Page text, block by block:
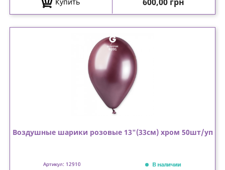
Воздушные шарики розовые 13"(33см) хром 50шт/уп
Артикул: 12910 В наличии